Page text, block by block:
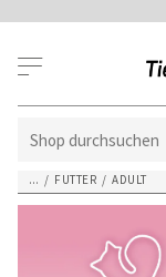
... / FUTTER / ADULT